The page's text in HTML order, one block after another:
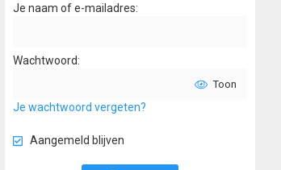
Je naam of e-mailadres
Wachtwoord
Toon
Je wachtwoord vergeten?
Aangemeld blijven